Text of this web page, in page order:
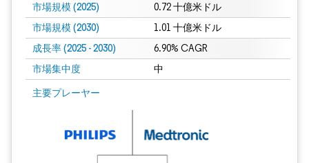
市場規模 (2025) 0.72 十億米ドル
市場規模 (2030) 1.01 十億米ドル
成長率 (2025 - 2030) 6.90% CAGR
市場集中度 中
主要プレーヤー
画像 © Mordor Intelligence。再利用にはCC BY 4.0の表示が必要です。